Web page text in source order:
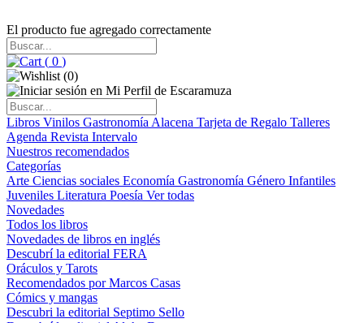
El producto fue agregado correctamente
( 0 )
(0)
Libros Vinilos Gastronomía Alacena Tarjeta de Regalo Talleres
Agenda Revista Intervalo
Nuestros recomendados
Categorías
Arte Ciencias sociales Economía Gastronomía Género Infantiles
Juveniles Literatura Poesía Ver todas
Novedades
Todos los libros
Novedades de libros en inglés
Descubrí la editorial FERA
Oráculos y Tarots
Recomendados por Marcos Casas
Cómics y mangas
Descubri la editorial Septimo Sello